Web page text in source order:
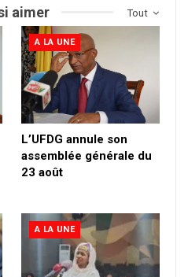
Tout
aimer
A LA UNE
L’UFDG annule son
assemblée générale du
23 août
A LA UNE